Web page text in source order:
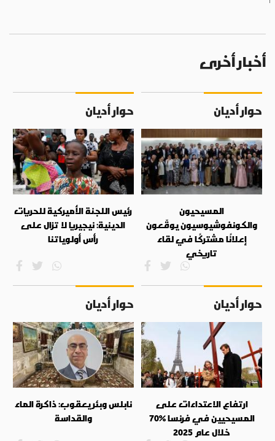
أخبار أخرى
حوار أديان
المسيحيون
والكونفوشيوسيون يوقّعون
إعلانًا مشتركًا في لقاء
تاريخي
حوار أديان
رئيس اللجنة الأميركية للحريات
الدينية: نيجيريا لا تزال على
رأس أولوياتنا
حوار أديان
ارتفاع الاعتداءات على
المسيحيين في فرنسا %70
خلال عام 2025
حوار أديان
نابلس وبئر يعقوب: ذاكرة الماء
والقداسة